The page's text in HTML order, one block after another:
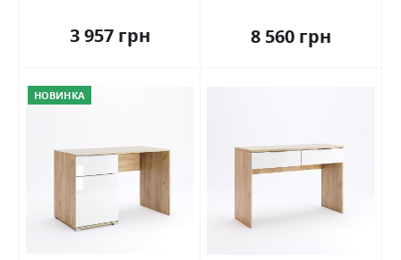
3 957 грн 8 560 грн
НОВИНКА